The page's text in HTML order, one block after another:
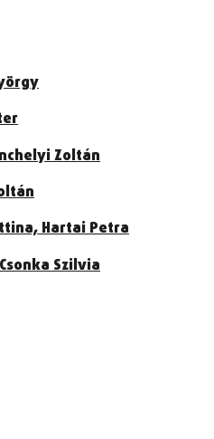
Zoltán
Hartai Petra
Csonka Szilvia